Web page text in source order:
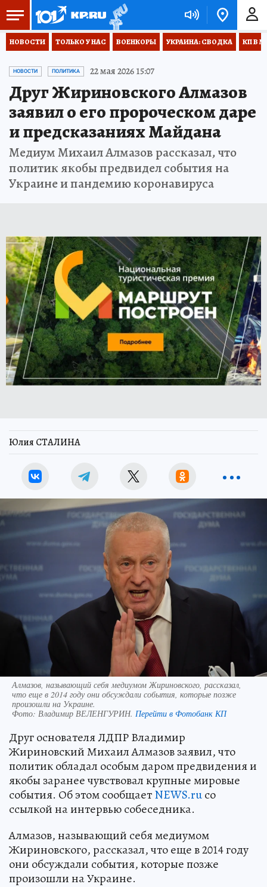
НОВОСТИ ТОЛЬКО У НАС ВОЕНКОРЫ УКРАИНА: СВОДКА КП В
НОВОСТИ ПОЛИТИКА 22 мая 2026 15:07
Друг Жириновского Алмазов
заявил о его пророческом даре
и предсказаниях Майдана
Медиум Михаил Алмазов рассказал, что
политик якобы предвидел события на
Украине и пандемию коронавируса
Юлия СТАЛИНА
Алмазов, называющий себя медиумом Жириновского, рассказал,
что еще в 2014 году они обсуждали события, которые позже
произошли на Украине.
Фото: Владимир ВЕЛЕНГУРИН. Перейти в Фотобанк КП
Друг основателя ЛДПР Владимир
Жириновский Михаил Алмазов заявил, что
политик обладал особым даром предвидения и
якобы заранее чувствовал крупные мировые
события. Об этом сообщаетNEWS.ruсо
ссылкой на интервью собеседника.
Алмазов, называющий себя медиумом
Жириновского, рассказал, что еще в 2014 году
они обсуждали события, которые позже
произошли на Украине.